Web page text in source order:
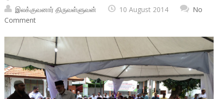
இலக்குவனார் திருவள்ளுவன் 10 August 2014
No
Comment